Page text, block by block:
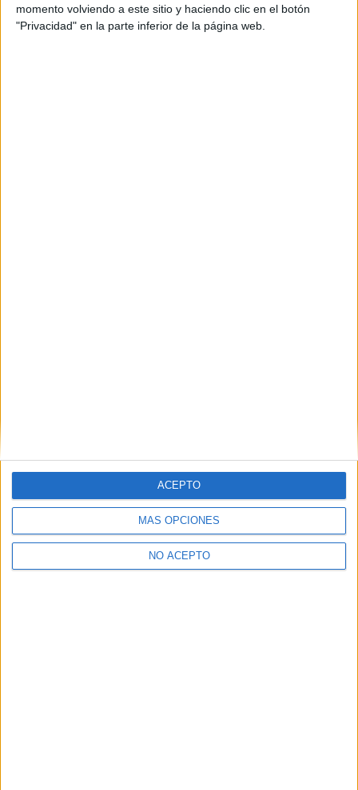
momento volviendo a este sitio y haciendo clic en el botón
"Privacidad" en la parte inferior de la página web.
MÁS OPCIONES
NO ACEPTO
ACEPTO
Aceptolos Términos y Condicionesde uso*
Y como regalo de agradecimiento, por registrarte te daremos
gratis una copia de nuestro ebook con 100 consejos para tu
primer año de universidad